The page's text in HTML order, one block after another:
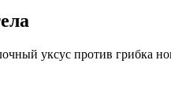
уксус против грибка